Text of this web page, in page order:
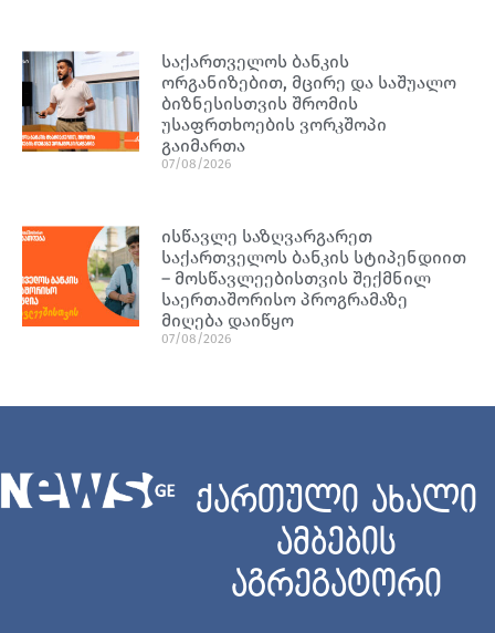
საქართველოს ბანკის
ორგანიზებით, მცირე და საშუალო
ბიზნესისთვის შრომის
უსაფრთხოების ვორკშოპი
გაიმართა
07/08/2026
ისწავლე საზღვარგარეთ
საქართველოს ბანკის სტიპენდიით
– მოსწავლეებისთვის შექმნილ
საერთაშორისო პროგრამაზე
მიღება დაიწყო
07/08/2026
ქართული ახალი
ამბების
აგრეგატორი